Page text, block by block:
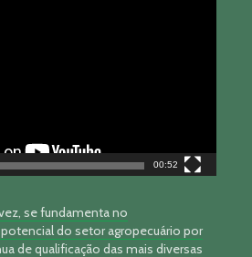
00:52
se fundamenta no
do setor agropecuário por
de qualificação das mais diversas